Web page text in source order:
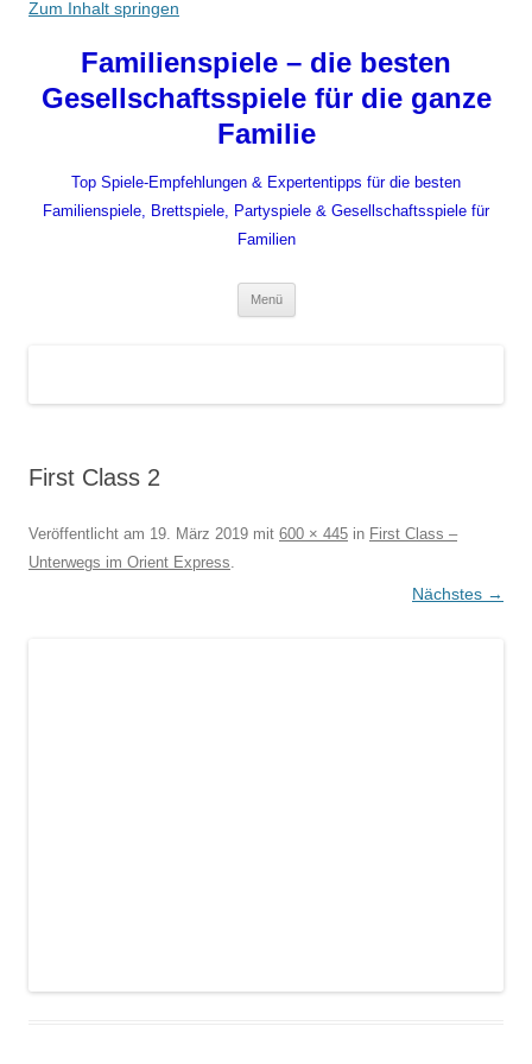
Zum Inhalt springen
Familienspiele – die besten
Gesellschaftsspiele für die ganze
Familie
Top Spiele-Empfehlungen & Expertentipps für die besten
Familienspiele, Brettspiele, Partyspiele & Gesellschaftsspiele für
Familien
Menü
First Class 2
Veröffentlicht am 19. März 2019 mit 600 × 445 in First Class –
Unterwegs im Orient Express.
Nächstes →